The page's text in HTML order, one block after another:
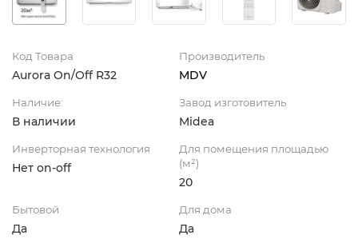
Код Товара
Aurora On/Off R32
Производитель
MDV
Наличие:
В наличии
Завод изготовитель
Midea
Инверторная технология
Нет on-off
Для помещения площадью
(м²)
20
Бытовой
Да
Для дома
Да